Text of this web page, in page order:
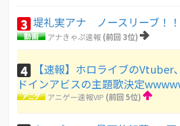
3 堤礼実アナ ノースリーブ！！
アナきゃぷ速報 (前回 3位)
4
【速報】ホロライブのVtuber
ドインアビスの主題歌決定
アニゲー速報VIP (前回 5位)